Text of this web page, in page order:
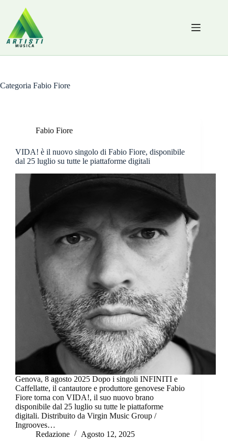
contenuto
Categoria Fabio Fiore
Fabio Fiore
VIDA! è il nuovo singolo di Fabio Fiore, disponibile
dal 25 luglio su tutte le piattaforme digitali
Genova, 8 agosto 2025 Dopo i singoli INFINITI e
Caffellatte, il cantautore e produttore genovese Fabio
Fiore torna con VIDA!, il suo nuovo brano
disponibile dal 25 luglio su tutte le piattaforme
digitali. Distribuito da Virgin Music Group /
Ingrooves…
Redazione
Agosto 12, 2025